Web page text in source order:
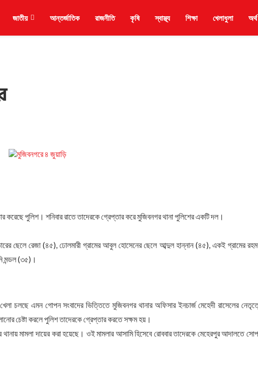
জাতীয় আন্তর্জাতিক রাজনীতি কৃষি স্বাস্থ্য শিক্ষা খেলাধুলা
পুলিশ। শনিবার রাতে তাদেরকে গ্রেপ্তার করে মুজিবনগর থানা পুলিশের একটি দল।
ছেলে রেজা (৪৫), ঢোলমারী গ্রামের আবুল হোসেনের ছেলে আব্দুল হান্নান (৪৫), একই গ্রামের
মন্ডল (৩৫)।
চলছে এমন গোপন সংবাদের ভিত্তিতে মুজিবনগর থানার অফিসার ইনচার্জ মেহেদী রাসেলের
চেষ্টা করলে পুলিশ তাদেরকে গ্রেপ্তার করতে সক্ষম হয়।
মামলা দায়ের করা হয়েছে। ওই মামলার আসামি হিসেবে রোববার তাদেরকে মেহেরপুর আদালতে